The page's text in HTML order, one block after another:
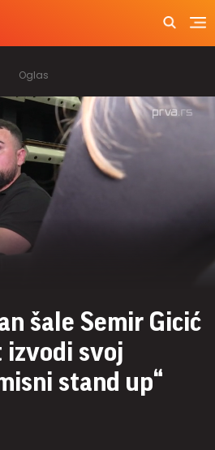
šale Semir Gicić
izvodi svoj
stand up“